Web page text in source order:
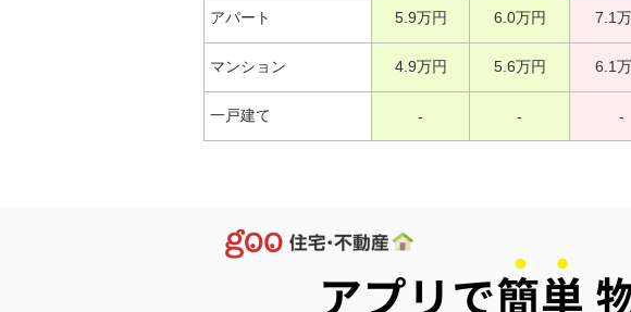
アパート 5.9万円 6.0万円 7.1
マンション 4.9万円 5.6万円 6.1
一戸建て - - -